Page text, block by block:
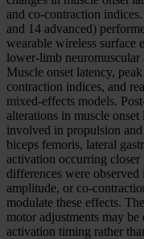
and co-contraction
and 14 advanced)
wearable wireless surface
lower-limb
Muscle onset latency,
contraction indices, and
mixed-effects models.
alterations in muscle
involved in propulsion
biceps femoris, lateral
activation occurring
differences were
amplitude, or co-
modulate these effects.
motor adjustments may
activation timing rather